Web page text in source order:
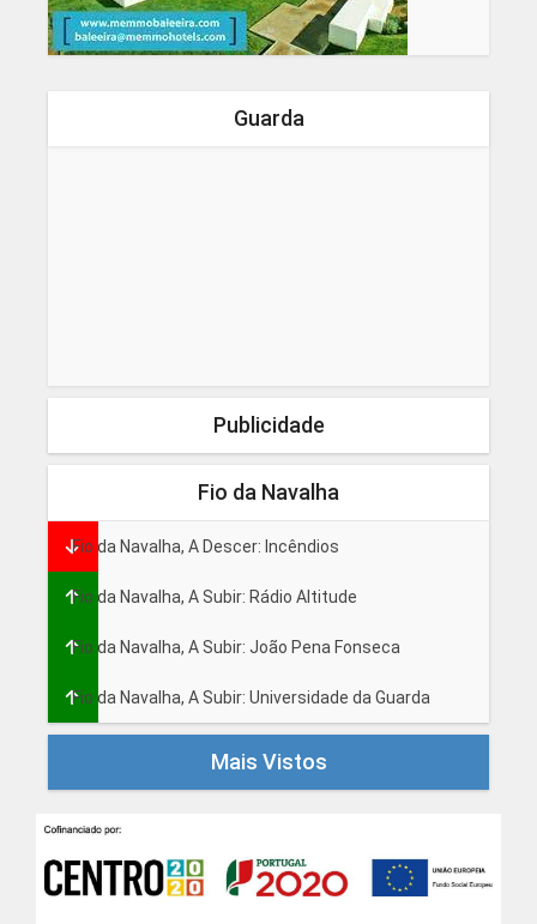
Guarda
Publicidade
Fio da Navalha
Fio da Navalha, A Descer: Incêndios
Fio da Navalha, A Subir: Rádio Altitude
Fio da Navalha, A Subir: João Pena Fonseca
Fio da Navalha, A Subir: Universidade da Guarda
Mais Vistos